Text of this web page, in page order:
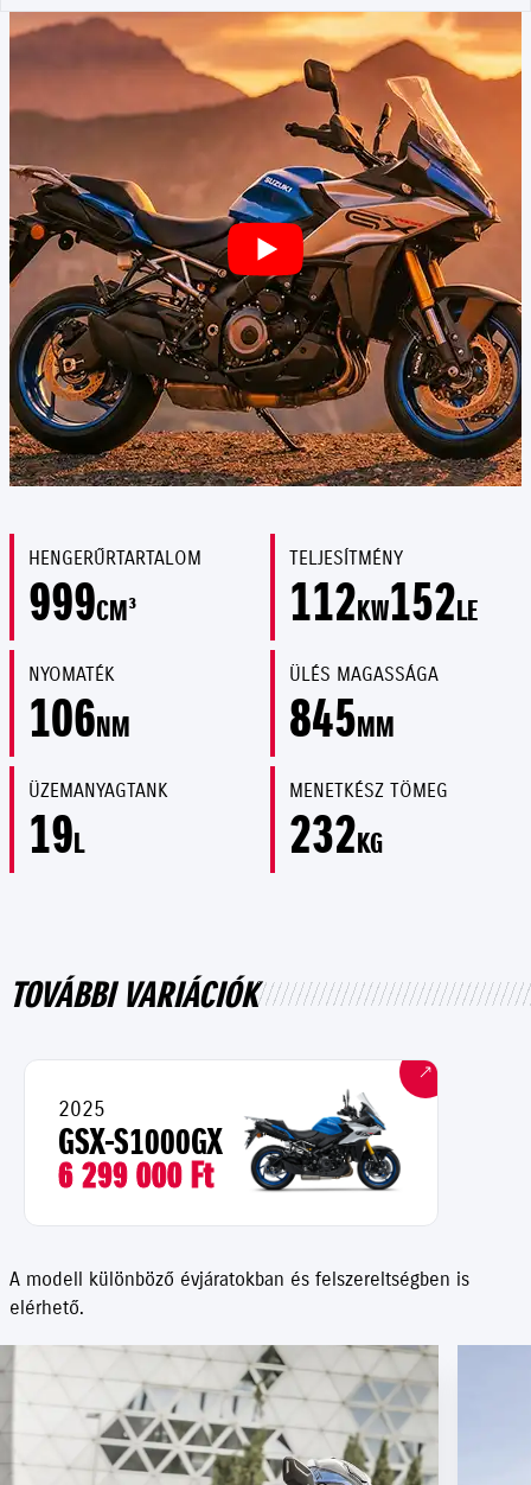
HENGERŰRTARTALOM
999CM³
TELJESÍTMÉNY
112KW152LE
NYOMATÉK
106NM
ÜLÉS MAGASSÁGA
845MM
ÜZEMANYAGTANK
19L
MENETKÉSZ TÖMEG
232KG
TOVÁBBI VARIÁCIÓK
2025
GSX-S1000GX
6 299 000 Ft
A modell különböző évjáratokban és felszereltségben is
elérhető.